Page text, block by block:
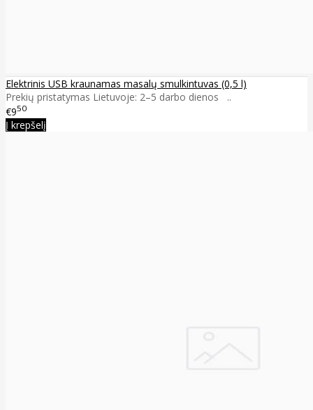
Elektrinis USB kraunamas masalų smulkintuvas (0,5 l)
Prekių pristatymas Lietuvoje: 2–5 darbo dienos ..
€950
Į krepšelį